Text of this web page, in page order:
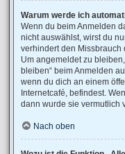
Warum werde ich
Wenn du beim Anmelden
nicht auswählst, wirst du
verhindert den Missbrauch
Um angemeldet zu
bleiben“ beim Anmelden
wenn du dich an einem
Internetcafé, befindest.
dann wurde sie vermutlich
Nach oben